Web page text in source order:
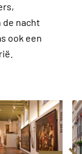
nacht
ook een